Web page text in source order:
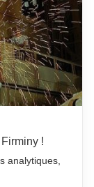
!
analytiques,